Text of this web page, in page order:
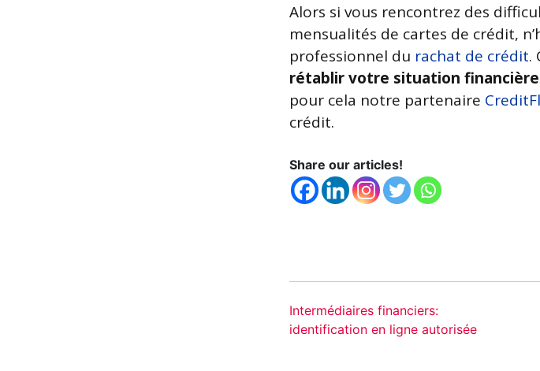
Alors si vous rencontrez des
mensualités de cartes de crédit,
professionnel du rachat de crédit.
rétablir votre situation financière
pour cela notre partenaire
crédit.
Share our articles!
Intermédiaires financiers:
identification en ligne autorisée